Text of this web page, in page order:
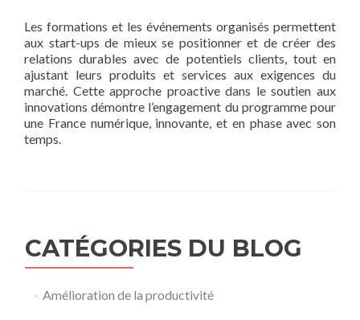
Les formations et les événements organisés permettent
aux start-ups de mieux se positionner et de créer des
relations durables avec de potentiels clients, tout en
ajustant leurs produits et services aux exigences du
marché. Cette approche proactive dans le soutien aux
innovations démontre l’engagement du programme pour
une France numérique, innovante, et en phase avec son
temps.
CATÉGORIES DU BLOG
Amélioration de la productivité